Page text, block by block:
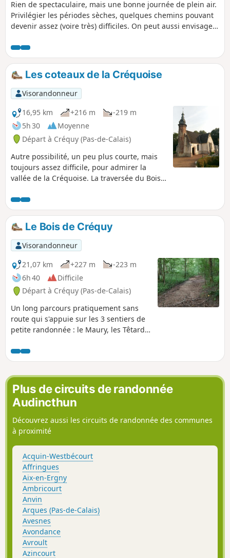
Rien de spectaculaire, mais une bonne journée de plein air.
Privilégier les périodes sèches, quelques chemins pouvant
devenir assez (voire très) difficiles. On peut aussi envisager
laisser le pique-nique dans la voiture et donc de soulager
un peu le dos.
Les coteaux de la Créquoise
Visorandonneur
16,95 km
+216 m
-219 m
5h 30
Moyenne
Départ à Créquy (Pas-de-Calais)
Autre possibilité, un peu plus courte, mais
toujours assez difficile, pour admirer la
vallée de la Créquoise. La traversée du Bois
balade : Le Bois de Créquy, mais le retour
s'effectue par l'autre versant avec un joli
point de vue sur la vallée.
Le Bois de Créquy
Visorandonneur
21,07 km
+227 m
-223 m
6h 40
Difficile
Départ à Créquy (Pas-de-Calais)
Un long parcours pratiquement sans
route qui s'appuie sur les 3 sentiers de
petite randonnée : le Maury, les Têtards
sèche, les chemins pouvant être assez
mauvais par temps pluvieux.Les 3/4 de
la balade se passent en lisière ou dans
le bois.
Plus de circuits de randonnée
Audincthun
Découvrez aussi les circuits de randonnée des communes
à proximité
Acquin-Westbécourt
Affringues
Aix-en-Ergny
Ambricourt
Anvin
Arques (Pas-de-Calais)
Avesnes
Avondance
Avroult
Azincourt